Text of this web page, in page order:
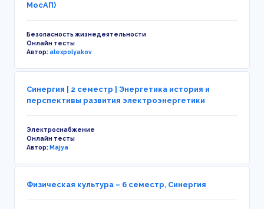
МосАП)
Безопасность жизнедеятельности
Онлайн тесты
Автор:alexpolyakov
Синергия | 2 семестр | Энергетика история и
перспективы развития электроэнергетики
Электроснабжение
Онлайн тесты
Автор:Majya
Физическая культура – 6 семестр, Синергия